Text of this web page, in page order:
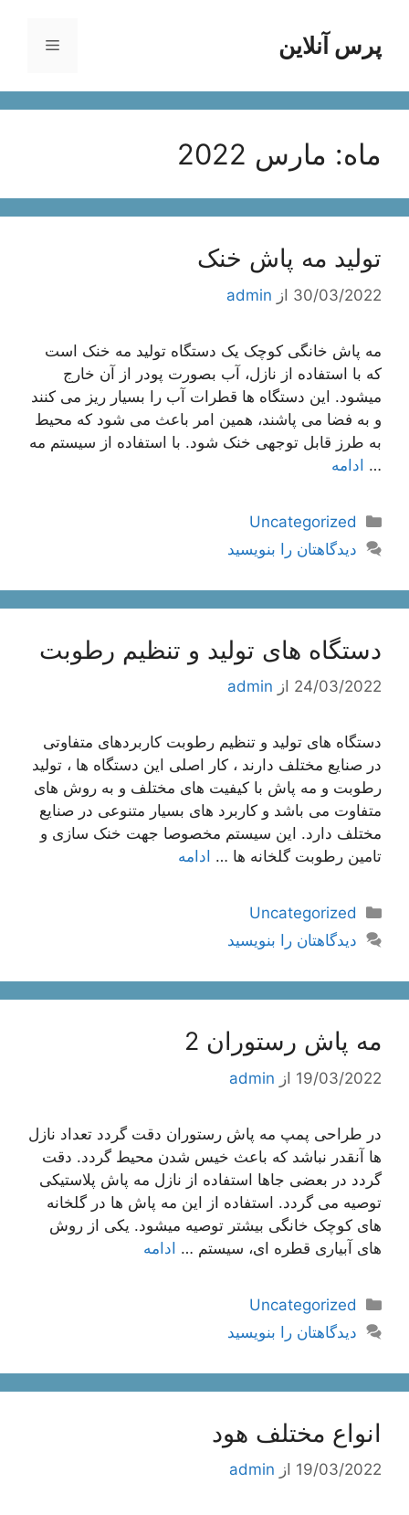
محتواپرس آنلاین فهرست
ماه: مارس 2022
تولید مه پاش خنک
30/03/2022 از admin
مه پاش خانگی کوچک یک دستگاه تولید مه خنک است
که با استفاده از نازل، آب بصورت پودر از آن خارج
میشود. این دستگاه ها قطرات آب را بسیار ریز می کنند
و به فضا می پاشند، همین امر باعث می شود که محیط
به طرز قابل توجهی خنک شود. با استفاده از سیستم مه
… ادامه
دسته‌ها
Uncategorized
دیدگاهتان را بنویسید
دستگاه های تولید و تنظیم رطوبت
24/03/2022 از admin
دستگاه های تولید و تنظیم رطوبت کاربردهای متفاوتی
در صنایع مختلف دارند ، کار اصلی این دستگاه ها ، تولید
رطوبت و مه پاش با کیفیت های مختلف و به روش های
متفاوت می باشد و کاربرد های بسیار متنوعی در صنایع
مختلف دارد. این سیستم مخصوصا جهت خنک سازی و
تامین رطوبت گلخانه ها … ادامه
دسته‌ها
Uncategorized
دیدگاهتان را بنویسید
مه پاش رستوران 2
19/03/2022 از admin
در طراحی پمپ مه پاش رستوران دقت گردد تعداد نازل
ها آنقدر نباشد که باعث خیس شدن محیط گردد. دقت
گردد در بعضی جاها استفاده از نازل مه پاش پلاستیکی
توصیه می گردد. استفاده از این مه پاش ها در گلخانه
های کوچک خانگی بیشتر توصیه میشود. یکی از روش
های آبیاری قطره ای، سیستم … ادامه
دسته‌ها
Uncategorized
دیدگاهتان را بنویسید
انواع مختلف هود
19/03/2022 از admin